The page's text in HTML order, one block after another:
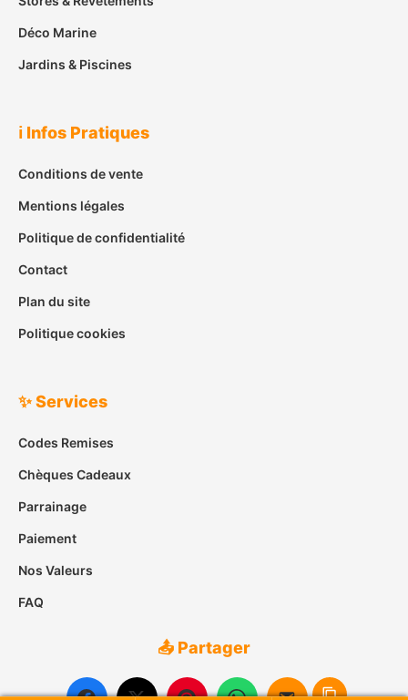
Déco Marine
Jardins & Piscines
ℹ️ Infos Pratiques
Conditions de vente
Mentions légales
Politique de confidentialité
Contact
Plan du site
Politique cookies
✨ Services
Codes Remises
Chèques Cadeaux
Parrainage
Paiement
Nos Valeurs
FAQ
📤 Partager